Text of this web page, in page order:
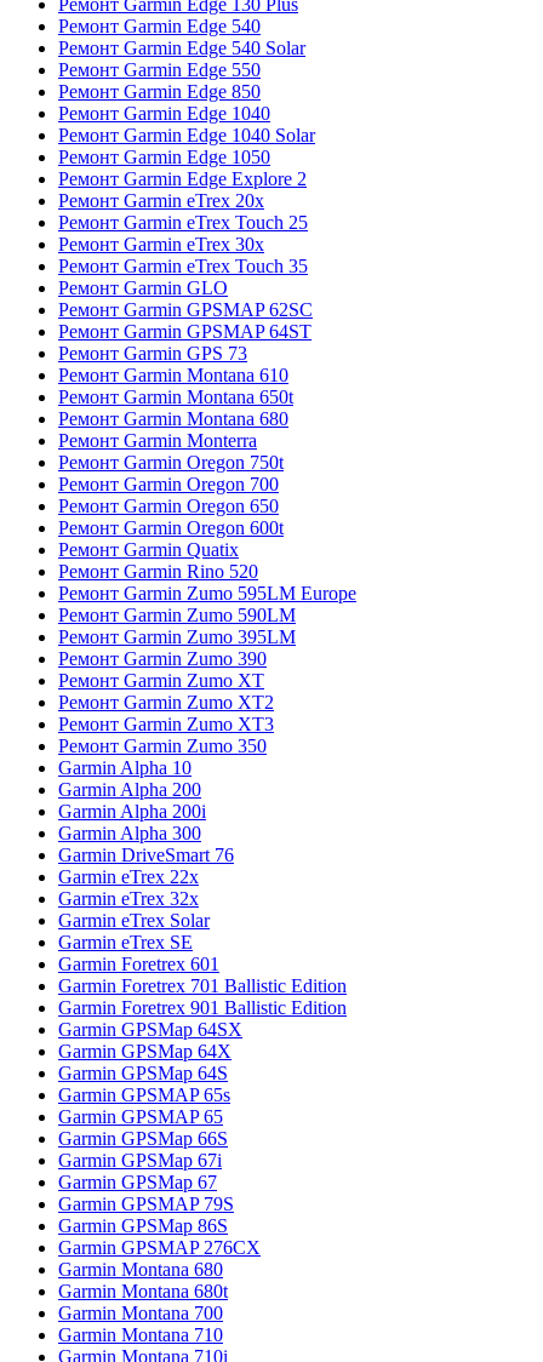
Ремонт Garmin Edge 130 Plus
Ремонт Garmin Edge 540
Ремонт Garmin Edge 540 Solar
Ремонт Garmin Edge 550
Ремонт Garmin Edge 850
Ремонт Garmin Edge 1040
Ремонт Garmin Edge 1040 Solar
Ремонт Garmin Edge 1050
Ремонт Garmin Edge Explore 2
Ремонт Garmin eTrex 20x
Ремонт Garmin eTrex Touch 25
Ремонт Garmin eTrex 30x
Ремонт Garmin eTrex Touch 35
Ремонт Garmin GLO
Ремонт Garmin GPSMAP 62SC
Ремонт Garmin GPSMAP 64ST
Ремонт Garmin GPS 73
Ремонт Garmin Montana 610
Ремонт Garmin Montana 650t
Ремонт Garmin Montana 680
Ремонт Garmin Monterra
Ремонт Garmin Oregon 750t
Ремонт Garmin Oregon 700
Ремонт Garmin Oregon 650
Ремонт Garmin Oregon 600t
Ремонт Garmin Quatix
Ремонт Garmin Rino 520
Ремонт Garmin Zumo 595LM Europe
Ремонт Garmin Zumo 590LM
Ремонт Garmin Zumo 395LM
Ремонт Garmin Zumo 390
Ремонт Garmin Zumo XT
Ремонт Garmin Zumo XT2
Ремонт Garmin Zumo XT3
Ремонт Garmin Zumo 350
Garmin Alpha 10
Garmin Alpha 200
Garmin Alpha 200i
Garmin Alpha 300
Garmin DriveSmart 76
Garmin eTrex 22x
Garmin eTrex 32x
Garmin eTrex Solar
Garmin eTrex SE
Garmin Foretrex 601
Garmin Foretrex 701 Ballistic Edition
Garmin Foretrex 901 Ballistic Edition
Garmin GPSMap 64SX
Garmin GPSMap 64X
Garmin GPSMap 64S
Garmin GPSMAP 65s
Garmin GPSMAP 65
Garmin GPSMap 66S
Garmin GPSMap 67i
Garmin GPSMap 67
Garmin GPSMAP 79S
Garmin GPSMap 86S
Garmin GPSMAP 276CX
Garmin Montana 680
Garmin Montana 680t
Garmin Montana 700
Garmin Montana 710
Garmin Montana 710i